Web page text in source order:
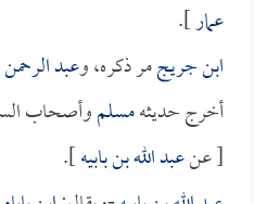
عمار].
ابن جريجمر ذكره، وعبد
أخرج حديثهمسلموأصحاب
[ عنعبد الله بن بابيه].